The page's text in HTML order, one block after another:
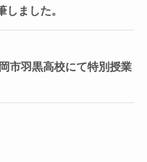
ました。
市羽黒高校にて特別授業